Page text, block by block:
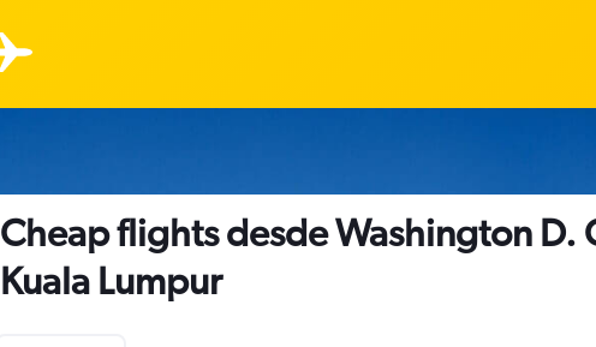
Cheap flights desde Washington D.
Kuala Lumpur